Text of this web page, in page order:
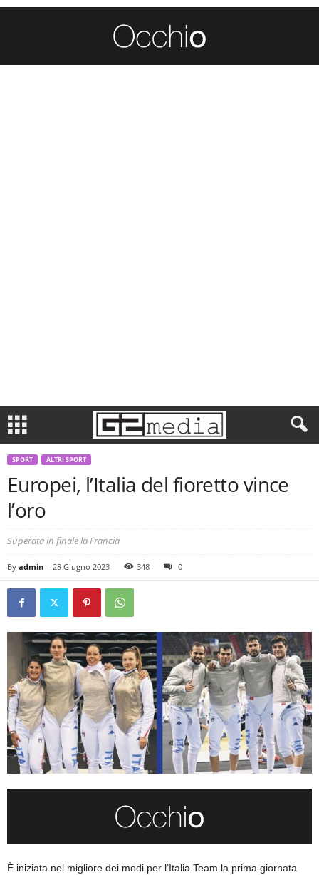
SPORT ALTRI SPORT
Europei, l’Italia del fioretto vince
l’oro
Superata in finale la Francia
By admin - 28 Giugno 2023 348 0
È iniziata nel migliore dei modi per l’Italia Team la prima giornata